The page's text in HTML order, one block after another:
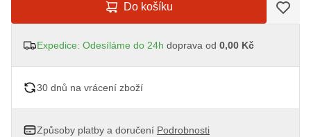
Do košíku
Expedice: Odesíláme do 24h doprava od 0,00 Kč
30 dnů na vrácení zboží
Způsoby platby a doručení Podrobnosti